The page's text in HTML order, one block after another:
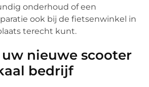
onderhoud of een
ook bij de fietsenwinkel in
terecht kunt.
nieuwe scooter
bedrijf